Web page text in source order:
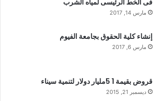
فى الخط الرئيسى لمياه الشرب
مارس 14, 2017
إنشاء كلية الحقوق بجامعة الفيوم
مارس 6, 2017
قروض بقيمة 1 5مليار دولار لتنمية سيناء
ديسمبر 21, 2015